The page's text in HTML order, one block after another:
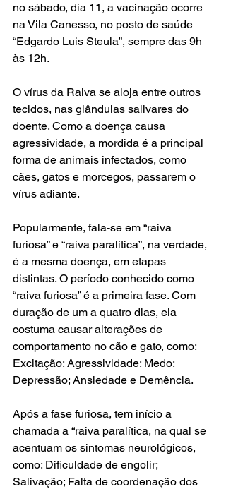
no sábado, dia 11, a vacinação ocorre
na Vila Canesso, no posto de saúde
“Edgardo Luis Steula”, sempre das 9h
às 12h.
O vírus da Raiva se aloja entre outros
tecidos, nas glândulas salivares do
doente. Como a doença causa
agressividade, a mordida é a principal
forma de animais infectados, como
cães, gatos e morcegos, passarem o
vírus adiante.
Popularmente, fala-se em “raiva
furiosa” e “raiva paralítica”, na verdade,
é a mesma doença, em etapas
distintas. O período conhecido como
“raiva furiosa” é a primeira fase. Com
duração de um a quatro dias, ela
costuma causar alterações de
comportamento no cão e gato, como:
Excitação; Agressividade; Medo;
Depressão; Ansiedade e Demência.
Após a fase furiosa, tem início a
chamada a “raiva paralítica, na qual se
acentuam os sintomas neurológicos,
como: Dificuldade de engolir;
Salivação; Falta de coordenação dos